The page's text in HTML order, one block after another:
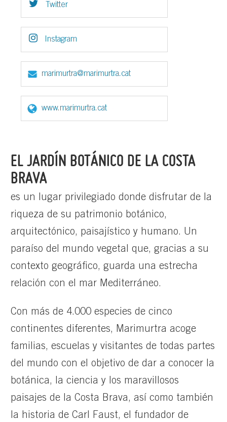
EL JARDÍN BOTÁNICO DE LA COSTA
BRAVA
es un lugar privilegiado donde disfrutar de la
riqueza de su patrimonio botánico,
arquitectónico, paisajístico y humano. Un
paraíso del mundo vegetal que, gracias a su
contexto geográfico, guarda una estrecha
relación con el mar Mediterráneo.
Con más de 4.000 especies de cinco
continentes diferentes, Marimurtra acoge
familias, escuelas y visitantes de todas partes
del mundo con el objetivo de dar a conocer la
botánica, la ciencia y los maravillosos
paisajes de la Costa Brava, así como también
la historia de Carl Faust, el fundador de
Twitter
Instagram
marimurtra@marimurtra.cat
www.marimurtra.cat